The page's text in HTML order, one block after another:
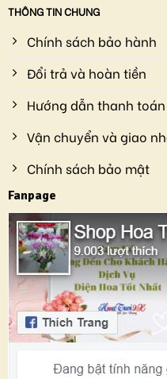
THÔNG TIN CHUNG
Chính sách bảo hành
Đổi trả và hoàn tiền
Hướng dẫn thanh toán
Vận chuyển và giao
Chính sách bảo mật
Fanpage